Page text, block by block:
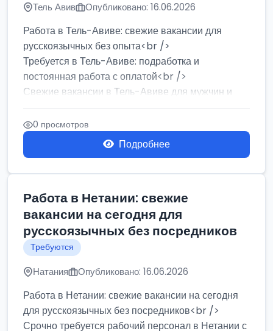
Тель Авив Опубликовано: 16.06.2026
Работа в Тель-Авиве: свежие вакансии для
русскоязычных без опыта<br />
Требуется в Тель-Авиве: подработка и
постоянная работа с оплатой<br />
Свежие вакансии в Тель-Авиве для мужчин и
женщин от хозя...
0 просмотров
Подробнее
Работа в Нетании: свежие
вакансии на сегодня для
русскоязычных без посредников
Требуются
Натания Опубликовано: 16.06.2026
Работа в Нетании: свежие вакансии на сегодня
для русскоязычных без посредников<br />
Срочно требуется рабочий персонал в Нетании с